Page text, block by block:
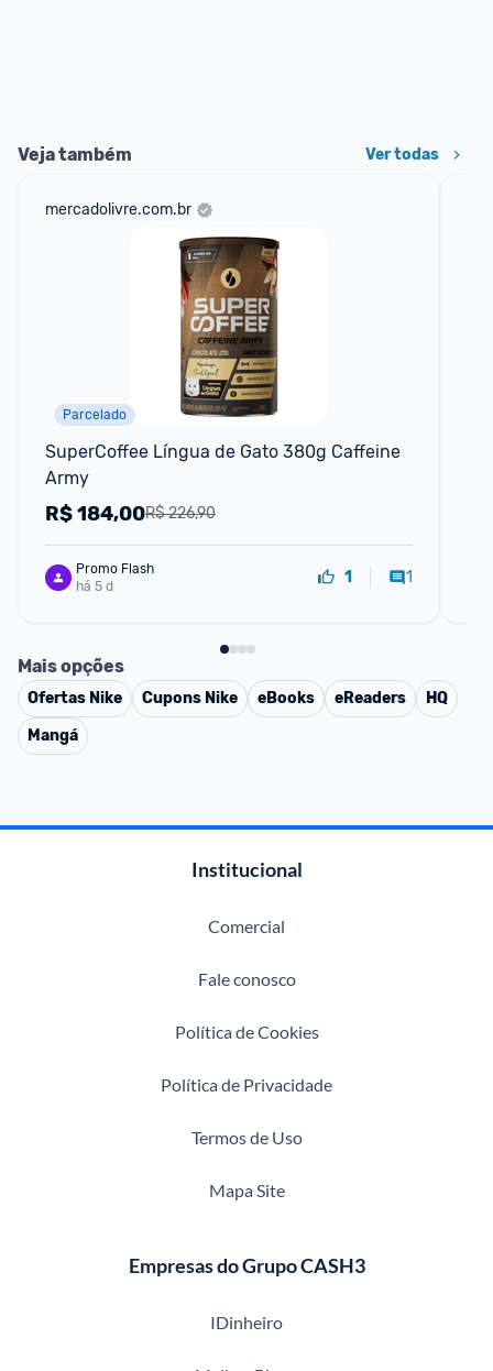
Veja também Ver todas
mercadolivre.com.br
Parcelado
SuperCoffee Língua de Gato 380g Caffeine
Army
R$ 226,90
R$184,00
Promo Flash
há 5 d
1 1
Mais opções
Ofertas Nike Cupons Nike eBooks eReaders
HQ
Mangá
Institucional
Comercial
Fale conosco
Política de Cookies
Política de Privacidade
Termos de Uso
Mapa Site
Empresas do Grupo CASH3
IDinheiro